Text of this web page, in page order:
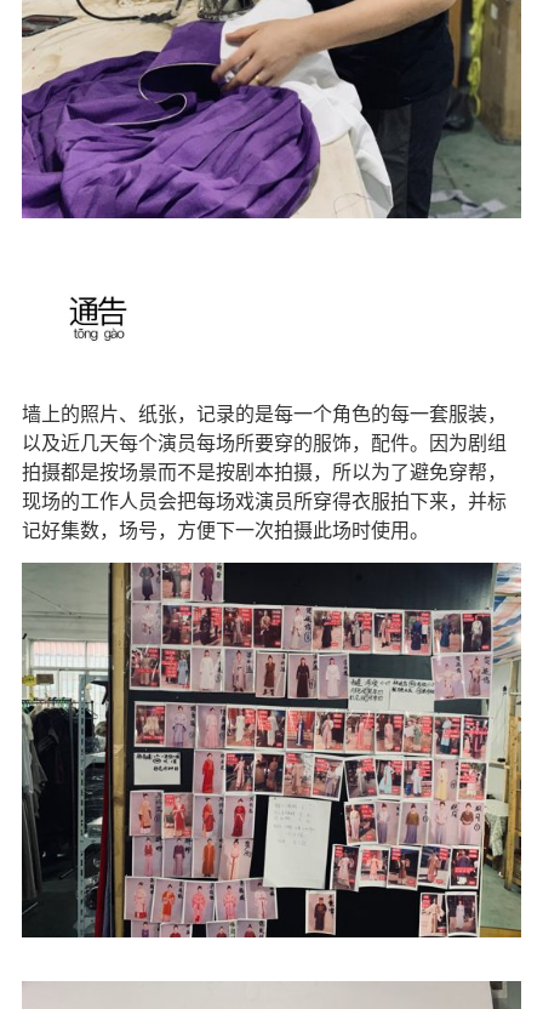
墙上的照片、纸张，记录的是每一个角色的每一套服装，
以及近几天每个演员每场所要穿的服饰，配件。因为剧组
拍摄都是按场景而不是按剧本拍摄，所以为了避免穿帮，
现场的工作人员会把每场戏演员所穿得衣服拍下来，并标
记好集数，场号，方便下一次拍摄此场时使用。